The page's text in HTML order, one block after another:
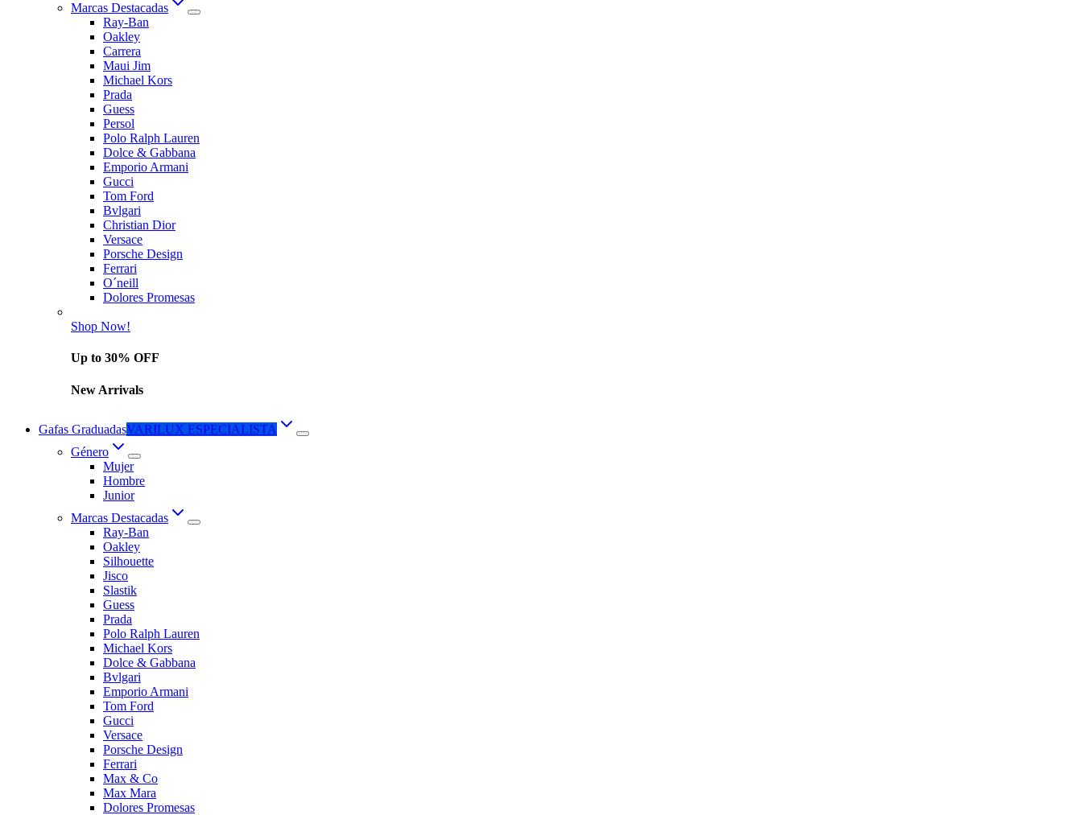
Marcas Destacadas
Ray-Ban
Oakley
Carrera
Maui Jim
Michael Kors
Prada
Guess
Persol
Polo Ralph Lauren
Dolce & Gabbana
Emporio Armani
Gucci
Tom Ford
Bvlgari
Christian Dior
Versace
Porsche Design
Ferrari
O´neill
Dolores Promesas
Shop Now!
Up to 30% OFF
New Arrivals
Gafas GraduadasVARILUX ESPECIALISTA
Género
Mujer
Hombre
Junior
Marcas Destacadas
Ray-Ban
Oakley
Silhouette
Jisco
Slastik
Guess
Prada
Polo Ralph Lauren
Michael Kors
Dolce & Gabbana
Bvlgari
Emporio Armani
Tom Ford
Gucci
Versace
Porsche Design
Ferrari
Max & Co
Max Mara
Dolores Promesas